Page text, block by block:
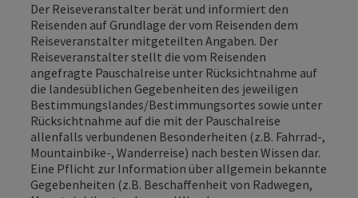
Der Reiseveranstalter berät und informiert den
Reisenden auf Grundlage der vom Reisenden dem
Reiseveranstalter mitgeteilten Angaben. Der
Reiseveranstalter stellt die vom Reisenden
angefragte Pauschalreise unter Rücksichtnahme auf
die landesüblichen Gegebenheiten des jeweiligen
Bestimmungslandes/Bestimmungsortes sowie unter
Rücksichtnahme auf die mit der Pauschalreise
allenfalls verbundenen Besonderheiten (z.B. Fahrrad-,
Mountainbike-, Wanderreise) nach besten Wissen dar.
Eine Pflicht zur Information über allgemein bekannte
Gegebenheiten (z.B. Beschaffenheit von Radwegen,